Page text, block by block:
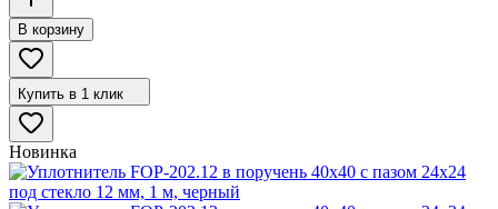
В корзину
Купить в 1 клик
Новинка